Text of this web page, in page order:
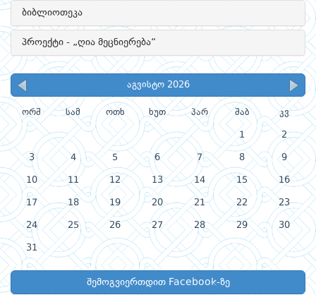
ბიბლიოთეკა
პროექტი - „ღია მეცნიერება“
აგვისტო 2026
ორშ სამ ოთხ ხუთ პარ შაბ კვ
1 2
3 4 5 6 7 8 9
10 11 12 13 14 15 16
17 18 19 20 21 22 23
24 25 26 27 28 29 30
31
შემოგვიერთდით Facebook-ზე